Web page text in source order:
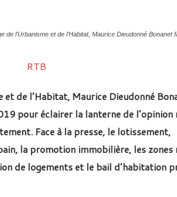
de l'Urbanisme et de l'Habitat, Maurice Dieudonné Bonanet
et de l’Habitat, Maurice Dieudonné
pour éclairer la lanterne de l’opinion
Face à la presse, le lotissement,
la promotion immobilière, les zones
de logements et le bail d’habitation